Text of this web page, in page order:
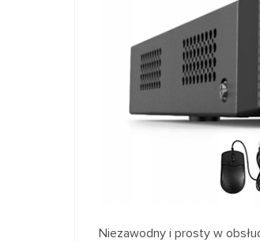
Niezawodny i prosty w